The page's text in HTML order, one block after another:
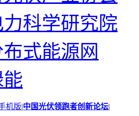
科学研究院
式能源网
机版|中国光伏领跑者创新论坛|